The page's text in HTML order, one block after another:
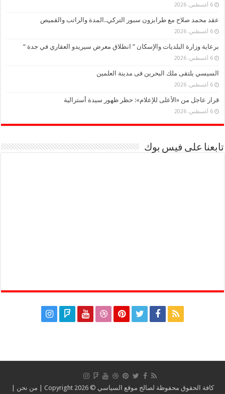
6 أغسطس، 2026
عقد محمد صلاح مع طرابزون سبور التركي..المدة والراتب والقميص
6 أغسطس، 2026
برعاية وزارة البلديات والإسكان ” انطلاق معرض سيريدو العقاري في جدة “
6 أغسطس، 2026
السيسي يلتقى ملك البحرين فى مدينة العلمين
6 أغسطس، 2026
قرار عاجل من «الأعلى للإعلام»: حظر ظهور سيدة أسترالية
6 أغسطس، 2026
تابعنا على فيس بوك
كافة الحقوق محفوظة لصالح موقع السياسي © Copyright 2026 | من نحن